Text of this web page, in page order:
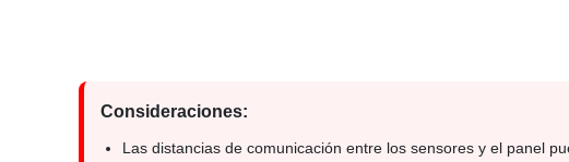
Consideraciones:
Las distancias de comunicación entre los sensores y el panel